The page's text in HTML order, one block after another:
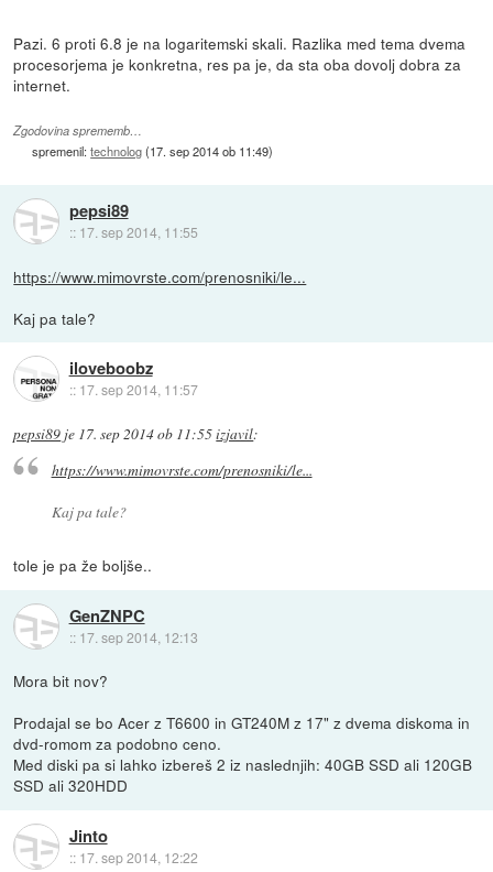
Pazi. 6 proti 6.8 je na logaritemski skali. Razlika med tema dvema
procesorjema je konkretna, res pa je, da sta oba dovolj dobra za
internet.
Zgodovina sprememb…
spremenil:technolog(17. sep 2014 ob 11:49)
pepsi89
:: 17. sep 2014, 11:55
https://www.mimovrste.com/prenosniki/le...
Kaj pa tale?
iloveboobz
:: 17. sep 2014, 11:57
pepsi89 je 17. sep 2014 ob 11:55izjavil:
https://www.mimovrste.com/prenosniki/le...
Kaj pa tale?
tole je pa že boljše..
GenZNPC
:: 17. sep 2014, 12:13
Mora bit nov?
Prodajal se bo Acer z T6600 in GT240M z 17" z dvema diskoma in
dvd-romom za podobno ceno.
Med diski pa si lahko izbereš 2 iz naslednjih: 40GB SSD ali 120GB
SSD ali 320HDD
Jinto
:: 17. sep 2014, 12:22